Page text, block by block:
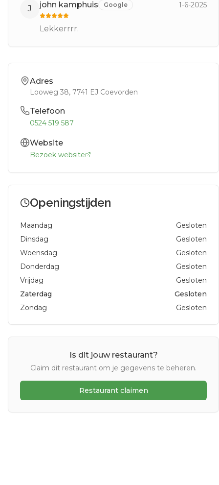
J john kamphuis Google 1-6-2025
Lekkerrrr.
Adres
Looweg 38, 7741 EJ Coevorden
Telefoon
0524 519 587
Website
Bezoek website
Openingstijden
Maandag
Gesloten
Dinsdag
Gesloten
Woensdag
Gesloten
Donderdag
Gesloten
Vrijdag
Gesloten
Zaterdag
Gesloten
Zondag
Gesloten
Is dit jouw restaurant?
Claim dit restaurant om je gegevens te beheren.
Restaurant claimen